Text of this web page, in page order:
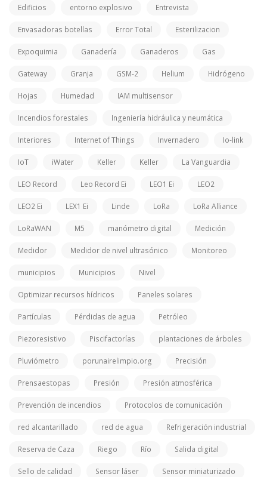
Edificios entorno explosivo Entrevista
Envasadoras botellas Error Total Esterilizacion
Expoquimia Ganadería Ganaderos Gas
Gateway Granja GSM-2 Helium Hidrógeno
Hojas Humedad IAM multisensor
Incendios forestales Ingeniería hidráulica y neumática
Interiores Internet of Things Invernadero Io-link
IoT iWater Keller Keller La Vanguardia
LEO Record Leo Record Ei LEO1 Ei LEO2
LEO2 Ei LEX1 Ei Linde LoRa LoRa Alliance
LoRaWAN M5 manómetro digital Medición
Medidor Medidor de nivel ultrasónico Monitoreo
municipios Municipios Nivel
Optimizar recursos hídricos Paneles solares
Partículas Pérdidas de agua Petróleo
Piezoresistivo Piscifactorías plantaciones de árboles
Pluviómetro porunairelimpio.org Precisión
Prensaestopas Presión Presión atmosférica
Prevención de incendios Protocolos de comunicación
red alcantarillado red de agua Refrigeración industrial
Reserva de Caza Riego Río Salida digital
Sello de calidad Sensor láser Sensor miniaturizado